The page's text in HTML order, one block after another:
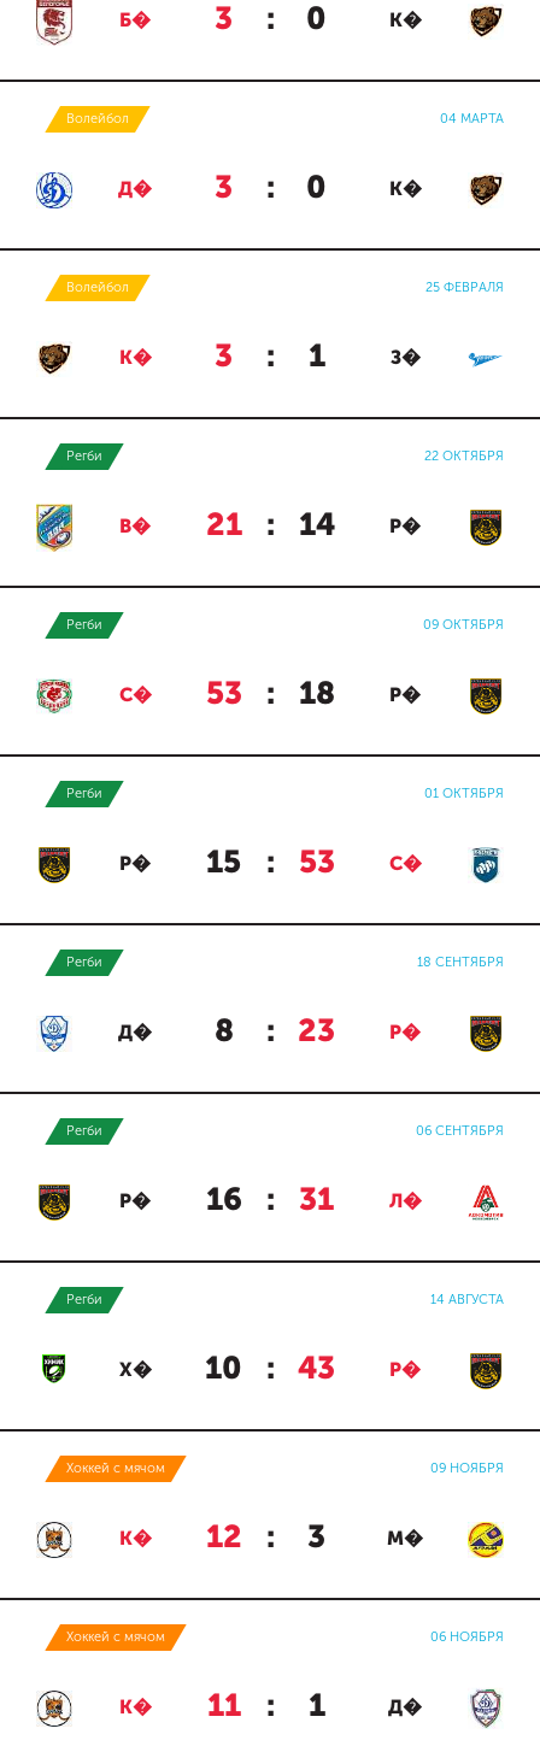
Б� 3 : 0 К�
Волейбол 04 МАРТА
Д� 3 : 0 К�
Волейбол 25 ФЕВРАЛЯ
К� 3 : 1 З�
Регби 22 ОКТЯБРЯ
В� 21 : 14 Р�
Регби 09 ОКТЯБРЯ
С� 53 : 18 Р�
Регби 01 ОКТЯБРЯ
Р� 15 : 53 С�
Регби 18 СЕНТЯБРЯ
Д� 8 : 23 Р�
Регби 06 СЕНТЯБРЯ
Р� 16 : 31 Л�
Регби 14 АВГУСТА
Х� 10 : 43 Р�
Хоккей с мячом 09 НОЯБРЯ
К� 12 : 3 М�
Хоккей с мячом 06 НОЯБРЯ
К� 11 : 1 Д�